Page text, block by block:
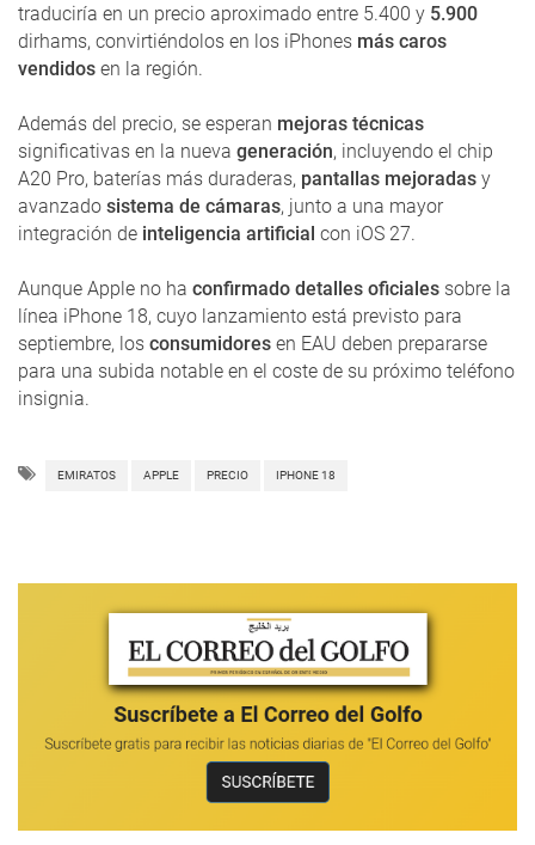
traduciría en un precio aproximado entre 5.400 y 5.900
dirhams, convirtiéndolos en los iPhones más caros
vendidos en la región.
Además del precio, se esperan mejoras técnicas
significativas en la nueva generación, incluyendo el chip
A20 Pro, baterías más duraderas, pantallas mejoradas y
avanzado sistema de cámaras, junto a una mayor
integración de inteligencia artificial con iOS 27.
Aunque Apple no ha confirmado detalles oficiales sobre la
línea iPhone 18, cuyo lanzamiento está previsto para
septiembre, los consumidores en EAU deben prepararse
para una subida notable en el coste de su próximo teléfono
insignia.
EMIRATOS APPLE PRECIO IPHONE 18